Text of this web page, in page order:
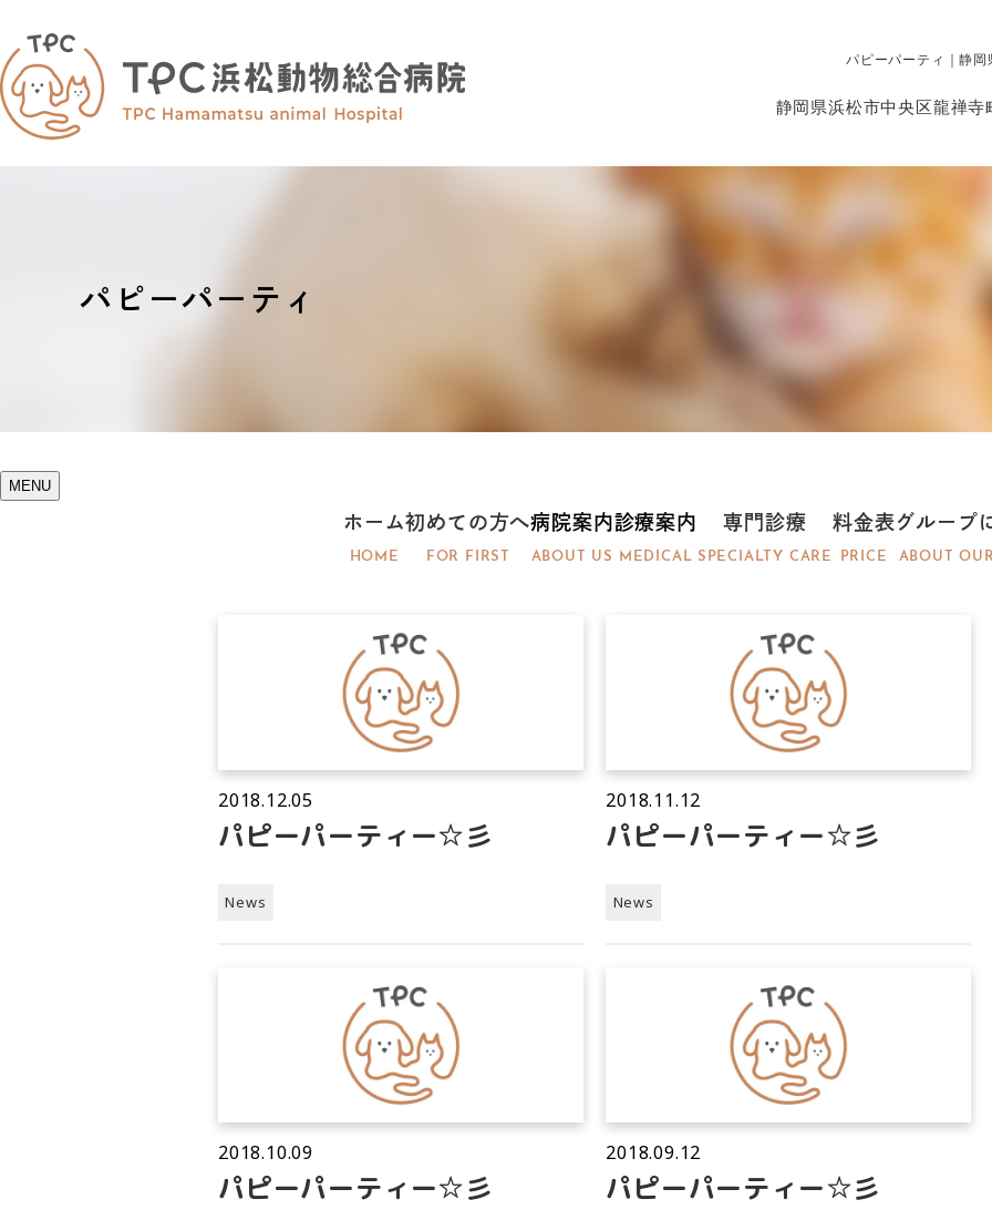
パピーパーティ｜静
静岡県浜松市中央区龍禅寺
パピーパーティ
MENU
ホーム
HOME
初めての方へ
FOR FIRST
病院案内
ABOUT US
診療案内
MEDICAL
専門診療
SPECIALTY CARE
料金表
PRICE
グループ
ABOUT
2018.12.05
パピーパーティー☆彡
News
2018.11.12
パピーパーティー☆彡
News
2018.10.09
パピーパーティー☆彡
2018.09.12
パピーパーティー☆彡